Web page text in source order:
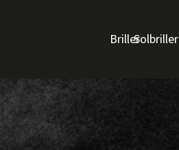
BrillerSolbriller